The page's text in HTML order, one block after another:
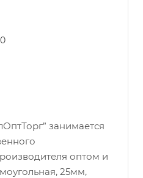
занимается
оптом и
25мм,